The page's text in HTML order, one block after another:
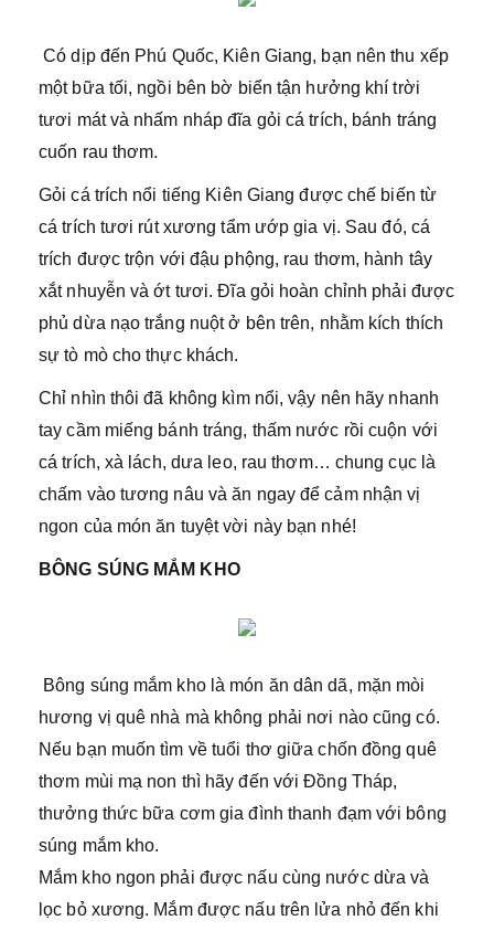
Có dịp đến Phú Quốc, Kiên Giang, bạn nên thu xếp
một bữa tối, ngồi bên bờ biển tận hưởng khí trời
tươi mát và nhấm nháp đĩa gỏi cá trích, bánh tráng
cuốn rau thơm.
Gỏi cá trích nổi tiếng Kiên Giang được chế biến từ
cá trích tươi rút xương tẩm ướp gia vị. Sau đó, cá
trích được trộn với đậu phộng, rau thơm, hành tây
xắt nhuyễn và ớt tươi. Đĩa gỏi hoàn chỉnh phải được
phủ dừa nạo trắng nuột ở bên trên, nhằm kích thích
sự tò mò cho thực khách.
Chỉ nhìn thôi đã không kìm nổi, vậy nên hãy nhanh
tay cầm miếng bánh tráng, thấm nước rồi cuộn với
cá trích, xà lách, dưa leo, rau thơm… chung cục là
chấm vào tương nâu và ăn ngay để cảm nhận vị
ngon của món ăn tuyệt vời này bạn nhé!
BÔNG SÚNG MẮM KHO
Bông súng mắm kho là món ăn dân dã, mặn mòi
hương vị quê nhà mà không phải nơi nào cũng có.
Nếu bạn muốn tìm về tuổi thơ giữa chốn đồng quê
thơm mùi mạ non thì hãy đến với Đồng Tháp,
thưởng thức bữa cơm gia đình thanh đạm với bông
súng mắm kho.
Mắm kho ngon phải được nấu cùng nước dừa và
lọc bỏ xương. Mắm được nấu trên lửa nhỏ đến khi